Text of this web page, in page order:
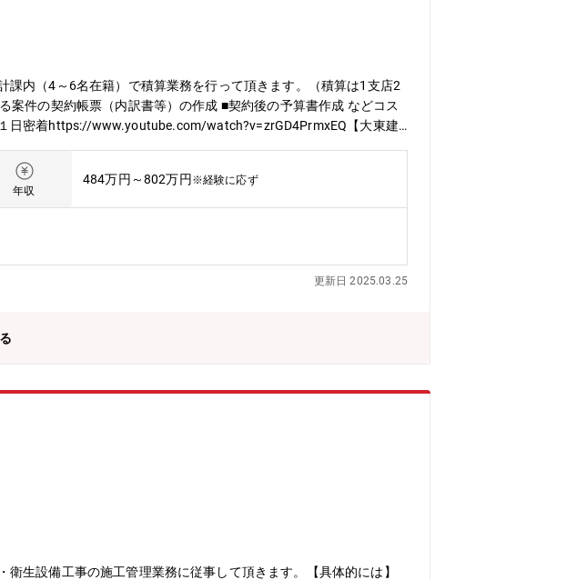
に応じて、入社時の配属先を柔軟に調整いたします。必ずしも量産
。【職場環境・働き方】・通勤:大阪や京都から高速道路で通勤し
ト勤務:基本的には滋賀工場内にあるオフィスへ出社。適宜、在
への業務移管を進めており、基本的には滋賀勤務となります。他、
課内（4～6名在籍）で積算業務を行って頂きます。（積算は1支店2
件の契約帳票（内訳書等）の作成 ■契約後の予算書作成 などコス
日密着https://www.youtube.com/watch?v=zrGD4PrmxEQ【大東建
など https://www.kentaku.co.jp/diversity/ 【子育て支援充実】大東
先情報】滋賀県内各支店 選考の段階で希望エリアをお伺いします
でしこ 共働き・共育て支援企業／2024年３月選定■Forbes JAPAN
■ハタラクエール／2024年3月受賞（3年連続）、優良福利厚生法人
続）、D&I Award大賞受賞
年収
484万円～802万円 ※経験に応ず
更新日 2025.03.25
生設備工事の施工管理業務に従事して頂きます。【具体的には】